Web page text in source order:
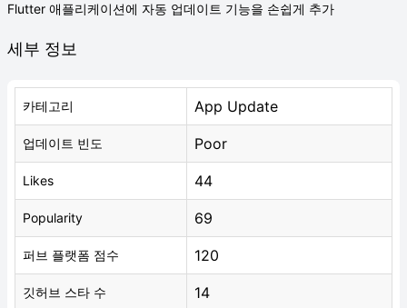
Flutter 애플리케이션에 자동 업데이트 기능을 손쉽게 추가
세부 정보
카테고리 App Update
업데이트 빈도 Poor
Likes 44
Popularity 69
퍼브 플랫폼 점수 120
깃허브 스타 수 14